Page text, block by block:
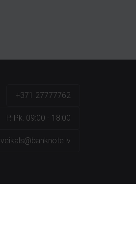
+371 27777762
P.-Pk. 09:00 - 18:00
veikals@banknote.lv